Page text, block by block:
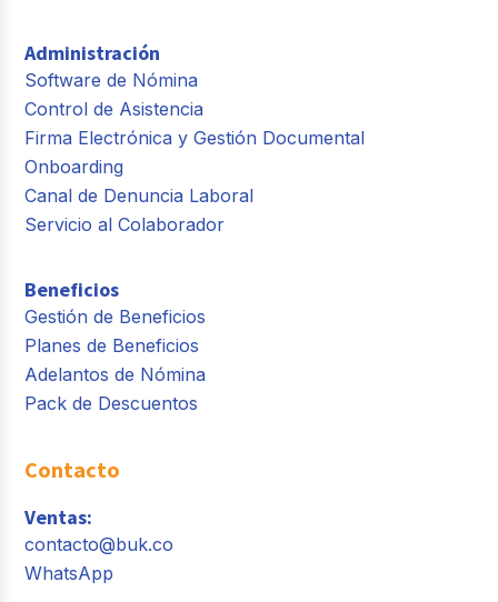
Administración
Software de Nómina
Control de Asistencia
Firma Electrónica y Gestión Documental
Onboarding
Canal de Denuncia Laboral
Servicio al Colaborador
Beneficios
Gestión de Beneficios
Planes de Beneficios
Adelantos de Nómina
Pack de Descuentos
Contacto
Ventas:
contacto@buk.co
WhatsApp